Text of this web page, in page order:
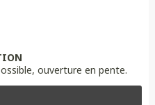
ouverture en pente.